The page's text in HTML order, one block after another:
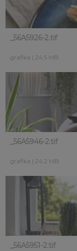
_56A5926-2.tif
grafika | 24,5 MB
_56A5946-2.tif
grafika | 24,2 MB
_56A5951-2.tif